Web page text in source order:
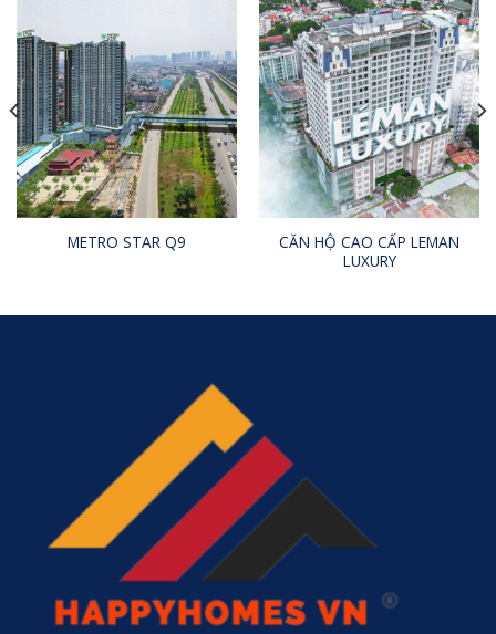
METRO STAR Q9
CĂN HỘ CAO CẤP LEMAN
LUXURY